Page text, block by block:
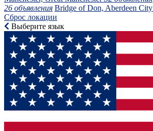
26 объявления Bridge of Don, Aberdeen City
Сброс локации
Выберите язык